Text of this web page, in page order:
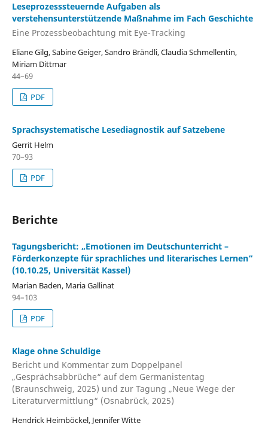
Leseprozesssteuernde Aufgaben als
verstehensunterstützende Maßnahme im Fach Geschichte
Eine Prozessbeobachtung mit Eye-Tracking
Eliane Gilg, Sabine Geiger, Sandro Brändli, Claudia Schmellentin,
Miriam Dittmar
44–69
PDF
Sprachsystematische Lesediagnostik auf Satzebene
Gerrit Helm
70–93
PDF
Berichte
Tagungsbericht: „Emotionen im Deutschunterricht –
Förderkonzepte für sprachliches und literarisches Lernen“
(10.10.25, Universität Kassel)
Marian Baden, Maria Gallinat
94–103
PDF
Klage ohne Schuldige
Bericht und Kommentar zum Doppelpanel
„Gesprächsabbrüche“ auf dem Germanistentag
(Braunschweig, 2025) und zur Tagung „Neue Wege der
Literaturvermittlung“ (Osnabrück, 2025)
Hendrick Heimböckel, Jennifer Witte